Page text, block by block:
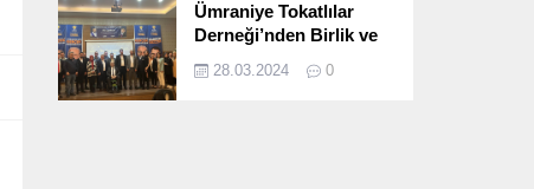
Ümraniye Tokatlılar
Derneği’nden Birlik ve
Programı
28.03.2024 0